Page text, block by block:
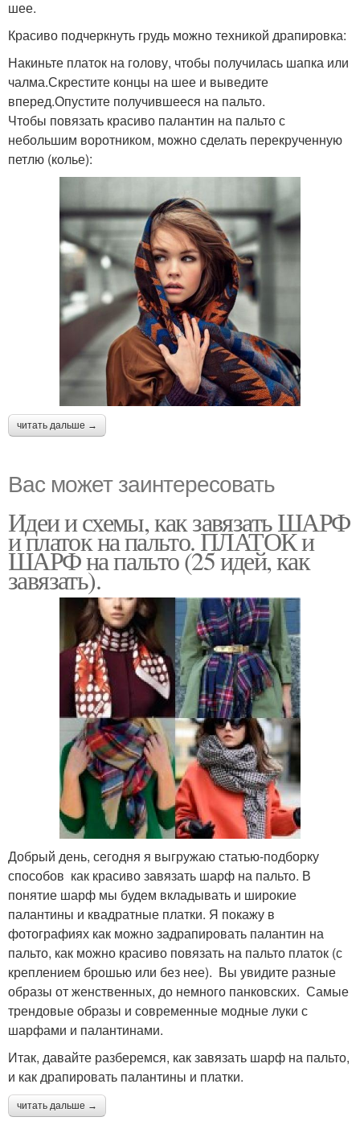
шее.
Красиво подчеркнуть грудь можно техникой драпировка:
Накиньте платок на голову, чтобы получилась шапка или
чалма.Скрестите концы на шее и выведите
вперед.Опустите получившееся на пальто.
Чтобы повязать красиво палантин на пальто с
небольшим воротником, можно сделать перекрученную
петлю (колье):
читать дальше →
Вас может заинтересовать
Идеи и схемы, как завязать ШАРФ
и платок на пальто. ПЛАТОК и
ШАРФ на пальто (25 идей, как
завязать).
Добрый день, сегодня я выгружаю статью-подборку
способов как красиво завязать шарф на пальто. В
понятие шарф мы будем вкладывать и широкие
палантины и квадратные платки. Я покажу в
фотографиях как можно задрапировать палантин на
пальто, как можно красиво повязать на пальто платок (с
креплением брошью или без нее). Вы увидите разные
образы от женственных, до немного панковских. Самые
трендовые образы и современные модные луки с
шарфами и палантинами.
Итак, давайте разберемся, как завязать шарф на пальто,
и как драпировать палантины и платки.
читать дальше →